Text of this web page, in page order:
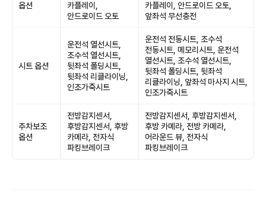
옵션
카플레이,
안드로이드 오토
카플레이, 안드로이드 오토,
앞좌석 무선충전
시트 옵션
운전석 열선시트,
조수석 열선시트,
뒷좌석 폴딩시트,
뒷좌석 리클라이닝,
인조가죽시트
운전석 전동시트, 조수석
전동시트, 메모리시트, 운전석
열선시트, 조수석 열선시트,
뒷좌석 폴딩시트, 뒷좌석
리클라이닝, 앞좌석 마사지 시트,
인조가죽시트
주차보조
옵션
전방감지센서,
후방감지센서, 후방
카메라, 전자식
파킹브레이크
전방감지센서, 후방감지센서,
후방 카메라, 전방 카메라,
어라운드 뷰, 전자식
파킹브레이크